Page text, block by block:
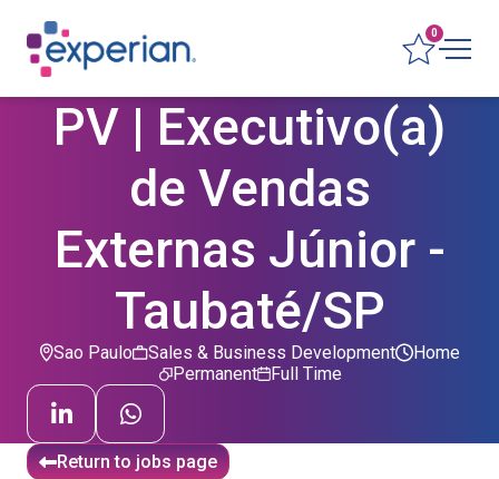
0
PV | Executivo(a)
de Vendas
Externas Júnior -
Taubaté/SP
Sao Paulo
Sales & Business Development
Permanent
Home
Full Time
Return to jobs page